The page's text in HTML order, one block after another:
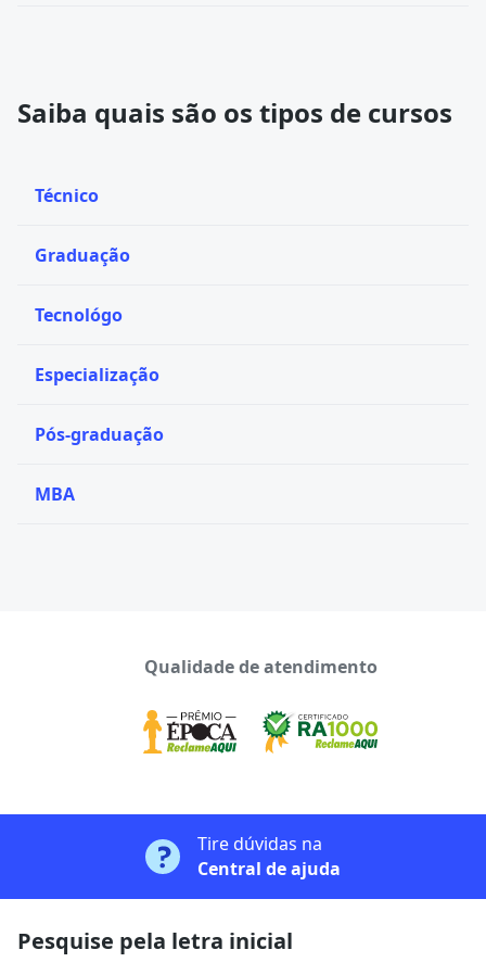
Saiba quais são os tipos de cursos
Técnico
Graduação
Tecnológo
Especialização
Pós-graduação
MBA
Qualidade de atendimento
Tire dúvidas na
Central de ajuda
Pesquise pela letra inicial